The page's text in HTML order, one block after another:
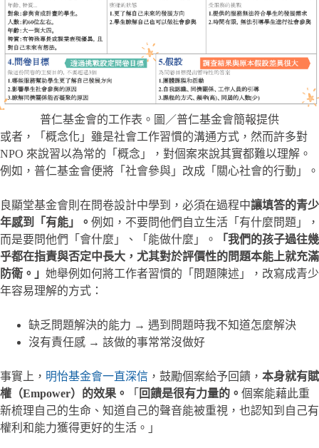
普仁基金會的工作表。圖／普仁基金會簡報提供
或者，「概念化」雖是社會工作習慣的溝通方式，然而許多對
NPO 來說習以為常的「概念」，對個案來說其實都難以理解。
例如，普仁基金會便將「社會參與」改成「關心社會的行動」。
良顯堂基金會則在問卷設計中學到，必須在過程中讓填答的青少
年感到「有能」。 例如，不要問他們自立生活「有什麼問題」，
而是要問他們「會什麼」、「能做什麼」。
「我們的孩子過往幾
乎都在指責與否定中長大，尤其對於評價性的問題本能上就充滿
防衛。」 她舉例如何將工作者習慣的「問題陳述」，改寫成青少
年容易理解的方式：
缺乏問題解決的能力 → 遇到問題時我不知道怎麼解決
沒有責任感 → 該做的事常常沒做好
事實上， 明怡基金會一直深信 ，鼓勵個案給予回饋， 本身就有賦
權（Empower）的效果。
「 回饋是很有力量的。 個案能藉此重
新梳理自己的生命、知道自己的聲音能被重視，也認知到自己有
權利和能力獲得更好的生活。」